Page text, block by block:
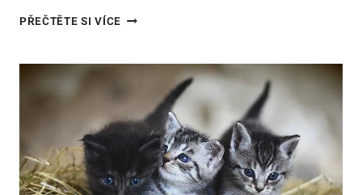
PŘEČTĚTE SI VÍCEDESIGNOVÉ
KOČKY:
KREATIVITA
A
FUNKCE
VE
KAŽDÉ
LŽÍCI
JÍDLA!